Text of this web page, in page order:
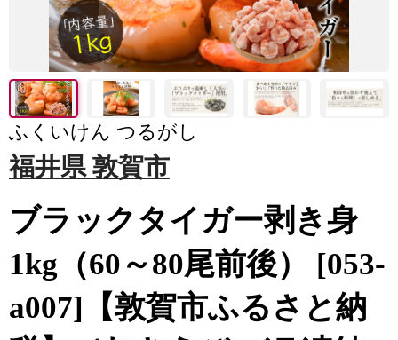
ふくいけん つるがし
福井県 敦賀市
ブラックタイガー剥き身
1kg（60～80尾前後） [053-
a007]【敦賀市ふるさと納